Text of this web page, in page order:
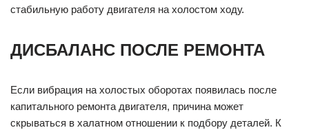
стабильную работу двигателя на холостом ходу.
ДИСБАЛАНС ПОСЛЕ РЕМОНТА
Если вибрация на холостых оборотах появилась после
капитального ремонта двигателя, причина может
скрываться в халатном отношении к подбору деталей. К